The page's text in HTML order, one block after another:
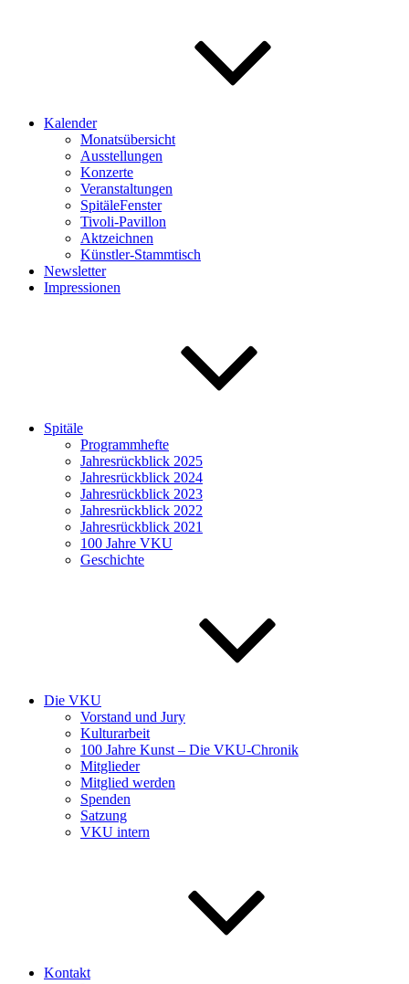
Kalender
Monatsübersicht
Ausstellungen
Konzerte
Veranstaltungen
SpitäleFenster
Tivoli-Pavillon
Aktzeichnen
Künstler-Stammtisch
Newsletter
Impressionen
Spitäle
Programmhefte
Jahresrückblick 2025
Jahresrückblick 2024
Jahresrückblick 2023
Jahresrückblick 2022
Jahresrückblick 2021
100 Jahre VKU
Geschichte
Die VKU
Vorstand und Jury
Kulturarbeit
100 Jahre Kunst – Die VKU-Chronik
Mitglieder
Mitglied werden
Spenden
Satzung
VKU intern
Kontakt